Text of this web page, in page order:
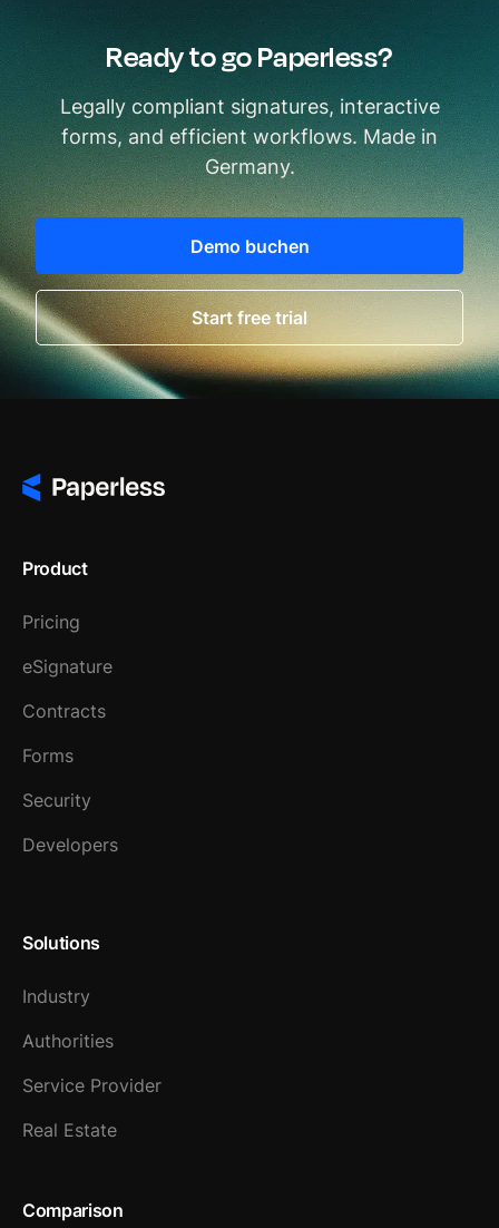
Ready to go Paperless?
Legally compliant signatures, interactive
forms, and efficient workflows. Made in
Germany.
Demo buchen
Start free trial
Product
Pricing
eSignature
Contracts
Forms
Security
Developers
Solutions
Industry
Authorities
Service Provider
Real Estate
Comparison